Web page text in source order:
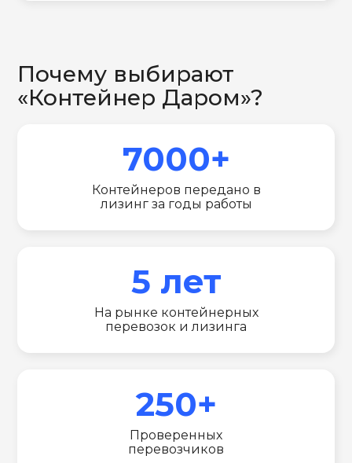
Почему выбирают
«Контейнер Даром»?
7000+
Контейнеров передано в
лизинг за годы работы
5 лет
На рынке контейнерных
перевозок и лизинга
250+
Проверенных
перевозчиков